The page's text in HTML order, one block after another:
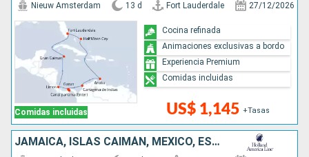
Comidas incluidas
Nieuw Amsterdam 13 d Fort Lauderdale 27/12/2026
US$ 1,145 +Tasas
Cocina refinada
Animaciones exclusivas a bordo
Experiencia Premium
Comidas incluidas
JAMAICA, ISLAS CAIMÁN, MÉXICO, ESTADOS UNIDOS, REPÚBLICA DOMINICANA, BAHAMAS